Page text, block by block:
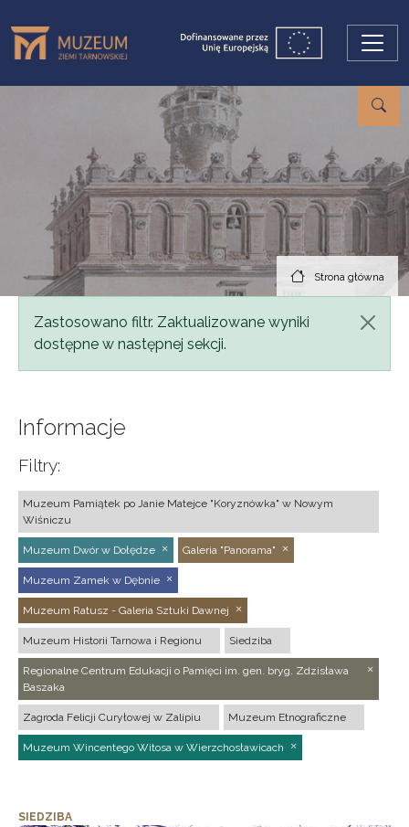
Strona główna
Komunikat
Zastosowano filtr. Zaktualizowane wyniki
dostępne w następnej sekcji.
Informacje
Filtry:
Muzeum Pamiątek po Janie Matejce "Koryznówka" w Nowym
Wiśniczu
Muzeum Dwór w Dołędze Galeria "Panorama"
Muzeum Zamek w Dębnie
Muzeum Ratusz - Galeria Sztuki Dawnej
Muzeum Historii Tarnowa i Regionu Siedziba
Regionalne Centrum Edukacji o Pamięci im. gen. bryg. Zdzisława
Baszaka
Zagroda Felicji Curyłowej w Zalipiu Muzeum Etnograficzne
Muzeum Wincentego Witosa w Wierzchosławicach
SIEDZIBA